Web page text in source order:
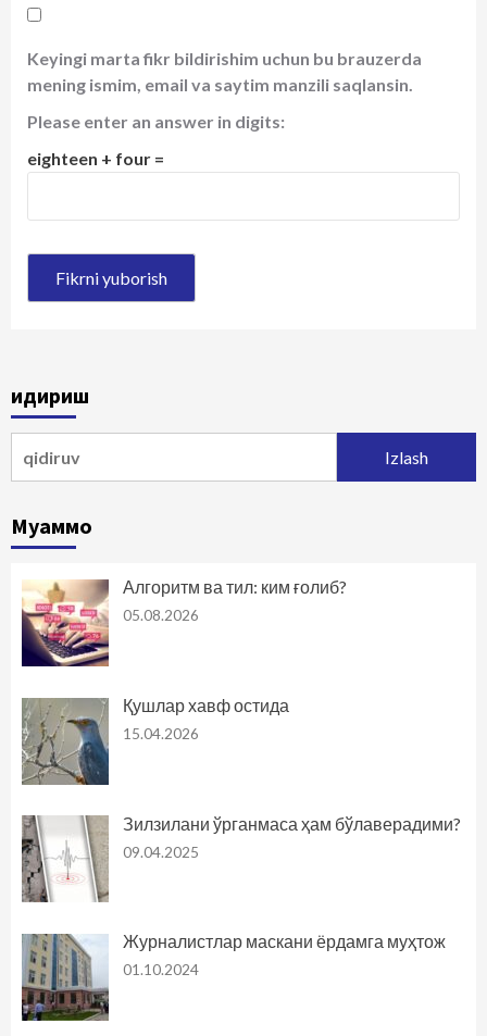
Keyingi marta fikr bildirishim uchun bu brauzerda
mening ismim, email va saytim manzili saqlansin.
Please enter an answer in digits:
eighteen + four =
Қидириш
Муаммо
Алгоритм ва тил: ким ғолиб?
05.08.2026
Қушлар хавф остида
15.04.2026
Зилзилани ўрганмаса ҳам бўлаверадими?
09.04.2025
Журналистлар маскани ёрдамга муҳтож
01.10.2024